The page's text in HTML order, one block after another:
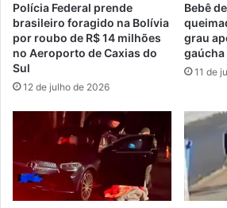
Polícia Federal prende
brasileiro foragido na Bolívia
por roubo de R$ 14 milhões
no Aeroporto de Caxias do
Sul
12 de julho de 2026
Bebê
grau
gaúcha
11 de